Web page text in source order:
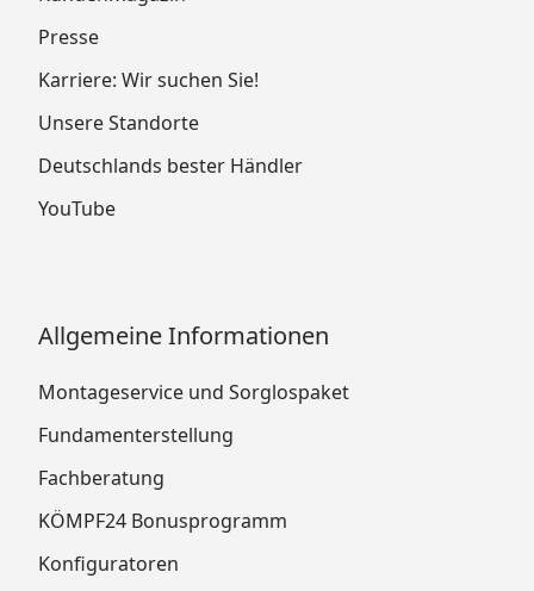
Presse
Karriere: Wir suchen Sie!
Unsere Standorte
Deutschlands bester Händler
YouTube
Allgemeine Informationen
Montageservice und Sorglospaket
Fundamenterstellung
Fachberatung
KÖMPF24 Bonusprogramm
Konfiguratoren